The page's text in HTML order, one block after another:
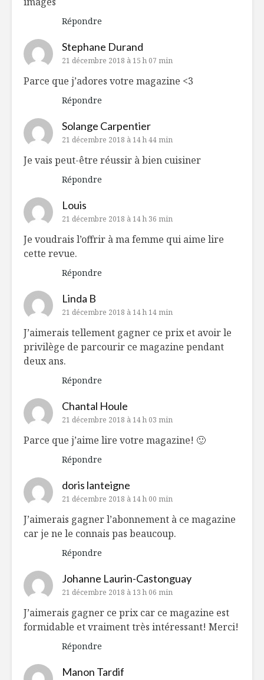
Répondre
Stephane Durand
21 décembre 2018 à 15 h 07 min
Parce que j’adores votre magazine <3
Répondre
Solange Carpentier
21 décembre 2018 à 14 h 44 min
Je vais peut-être réussir à bien cuisiner
Répondre
Louis
21 décembre 2018 à 14 h 36 min
Je voudrais l’offrir à ma femme qui aime lire
cette revue.
Répondre
Linda B
21 décembre 2018 à 14 h 14 min
J’aimerais tellement gagner ce prix et avoir le
privilège de parcourir ce magazine pendant
deux ans.
Répondre
Chantal Houle
21 décembre 2018 à 14 h 03 min
Parce que j’aime lire votre magazine! 🙂
Répondre
doris lanteigne
21 décembre 2018 à 14 h 00 min
J’aimerais gagner l’abonnement à ce magazine
car je ne le connais pas beaucoup.
Répondre
Johanne Laurin-Castonguay
21 décembre 2018 à 13 h 06 min
J’aimerais gagner ce prix car ce magazine est
formidable et vraiment très intéressant! Merci!
Répondre
Manon Tardif